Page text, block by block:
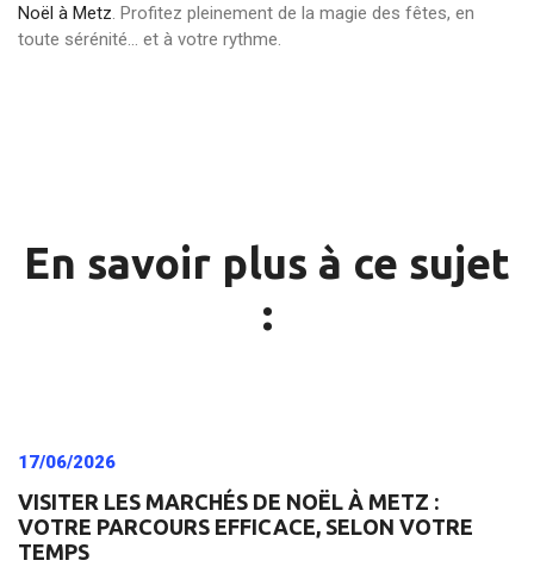
Noël à Metz. Profitez pleinement de la magie des fêtes, en
toute sérénité… et à votre rythme.
En savoir plus à ce sujet
:
17/06/2026
VISITER LES MARCHÉS DE NOËL À METZ :
VOTRE PARCOURS EFFICACE, SELON VOTRE
TEMPS